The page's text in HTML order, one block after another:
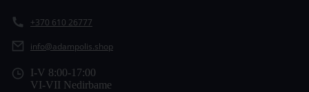
+370 610 26777
info@adampolis.shop
I-V 8:00-17:00
VI-VII Nedirbame